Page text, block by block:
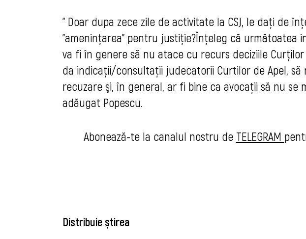
" Doar dupa zece zile de activitate la CSJ, le daţi de
"ameninţarea" pentru justiţie?Înţeleg că următoatea
va fi în genere să nu atace cu recurs deciziile
da indicaţii/consultaţii judecatorii Curtilor de Apel,
recuzare şi, în general, ar fi bine ca avocaţii să nu se
adăugat Popescu.
Abonează-te la canalul nostru de TELEGRAM
Distribuie știrea